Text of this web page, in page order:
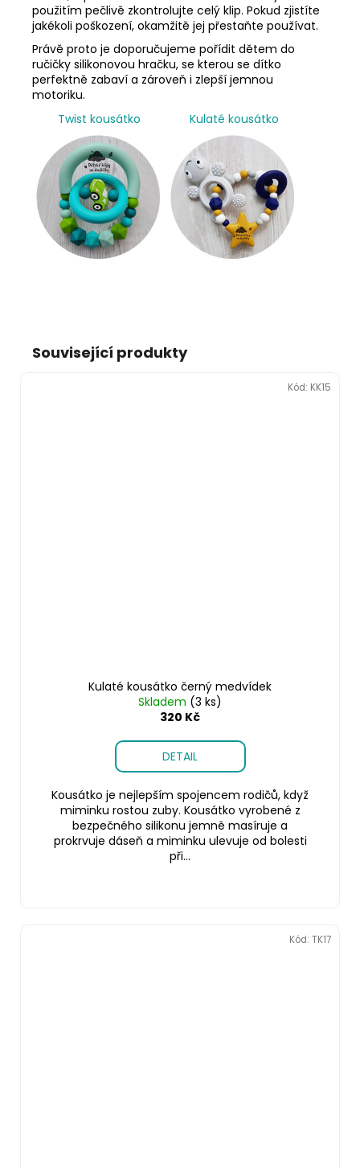
použitím pečlivě zkontrolujte celý klip. Pokud zjistíte
jakékoli poškození, okamžitě jej přestaňte používat.
Právě proto je doporučujeme pořídit dětem do
ručičky silikonovou hračku, se kterou se dítko
perfektně zabaví a zároveň i zlepší jemnou
motoriku.
Twist kousátko
Kulaté kousátko
Související produkty
Kulaté kousátko černý medvídek
Skladem (3 ks)
320 Kč
DETAIL
Kousátko je nejlepším spojencem rodičů, když
miminku rostou zuby. Kousátko vyrobené z
bezpečného silikonu jemně masíruje a
prokrvuje dáseň a miminku ulevuje od bolesti
při...
Kód: KK15
Kód: TK17